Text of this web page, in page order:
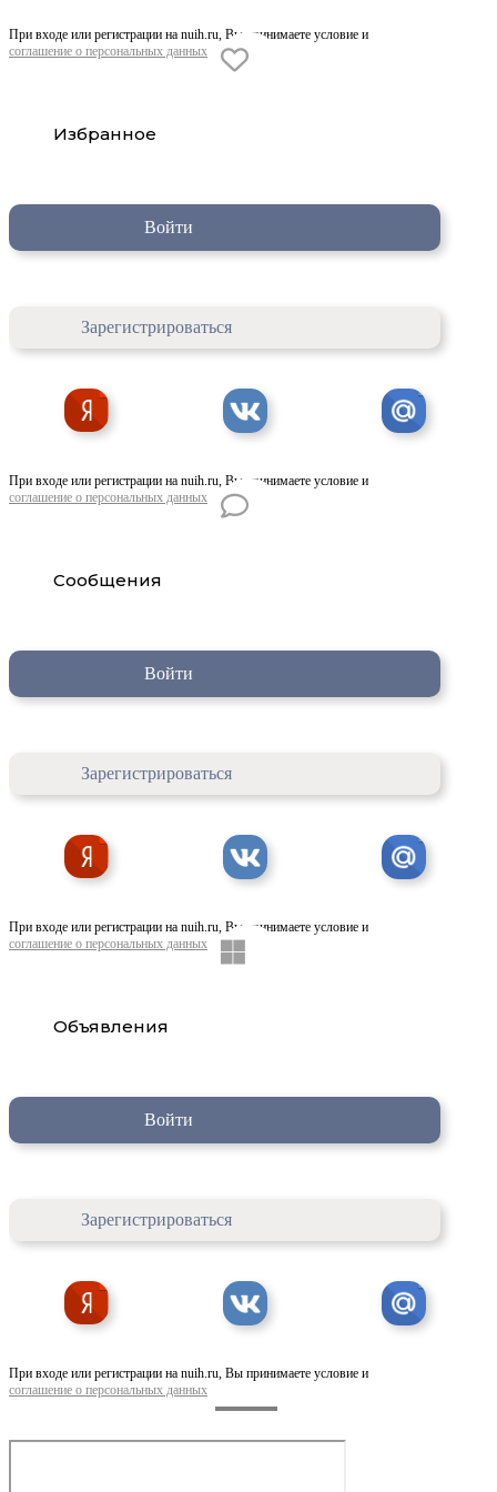
При входе или регистрации на nuih.ru, Вы принимаете условие и
соглашение о персональных данных
Избранное
Войти
Зарегистрироваться
При входе или регистрации на nuih.ru, Вы принимаете условие и
соглашение о персональных данных
Сообщения
Войти
Зарегистрироваться
При входе или регистрации на nuih.ru, Вы принимаете условие и
соглашение о персональных данных
Объявления
Войти
Зарегистрироваться
При входе или регистрации на nuih.ru, Вы принимаете условие и
соглашение о персональных данных